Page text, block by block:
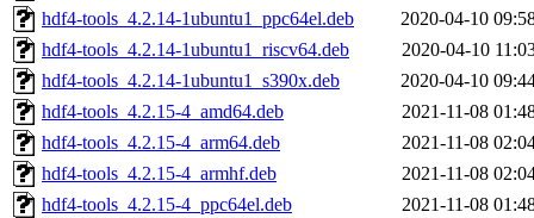
hdf4-tools_4.2.14-1ubuntu1_ppc64el.deb
2020-04-10
hdf4-tools_4.2.14-1ubuntu1_riscv64.deb
2020-04-10
hdf4-tools_4.2.14-1ubuntu1_s390x.deb
2020-04-10
hdf4-tools_4.2.15-4_amd64.deb
2021-11-08
hdf4-tools_4.2.15-4_arm64.deb
2021-11-08
hdf4-tools_4.2.15-4_armhf.deb
2021-11-08
hdf4-tools_4.2.15-4_ppc64el.deb
2021-11-08